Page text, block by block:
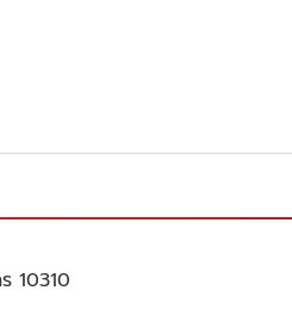
10310